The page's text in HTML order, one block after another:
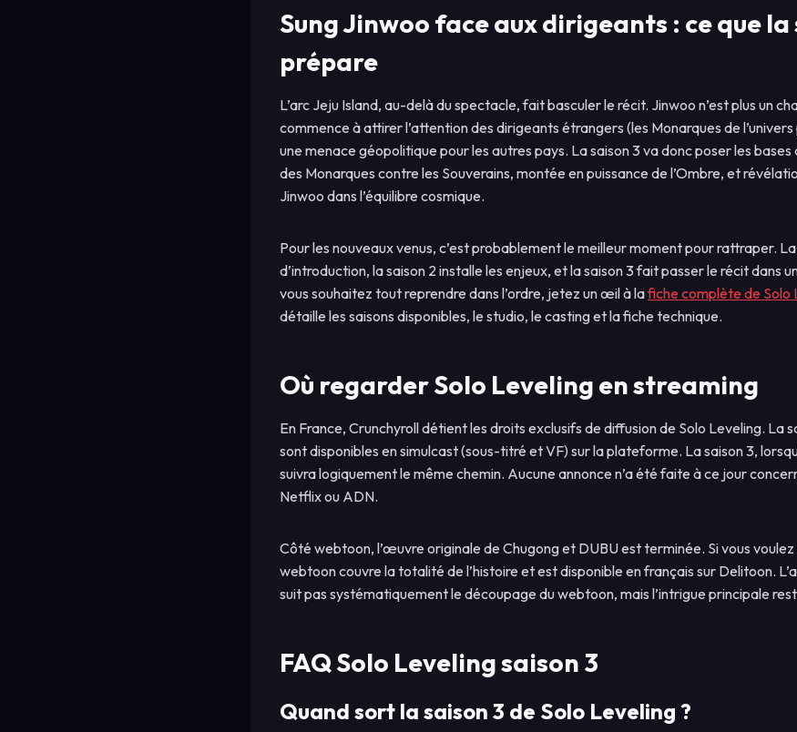
Sung Jinwoo face aux dirigeants : ce que la
prépare
L’arc Jeju Island, au-delà du spectacle, fait basculer le récit. Jinwoo n’est plus un
commence à attirer l’attention des dirigeants étrangers (les Monarques de
une menace géopolitique pour les autres pays. La saison 3 va donc poser les
des Monarques contre les Souverains, montée en puissance de l’Ombre, et
Jinwoo dans l’équilibre cosmique.
Pour les nouveaux venus, c’est probablement le meilleur moment pour rattraper. La
d’introduction, la saison 2 installe les enjeux, et la saison 3 fait passer le récit dans
vous souhaitez tout reprendre dans l’ordre, jetez un œil à lafiche complète de Solo
détaille les saisons disponibles, le studio, le casting et la fiche technique.
Où regarder Solo Leveling en streaming
En France, Crunchyroll détient les droits exclusifs de diffusion de Solo Leveling. La
sont disponibles en simulcast (sous-titré et VF) sur la plateforme. La saison 3,
suivra logiquement le même chemin. Aucune annonce n’a été faite à ce jour
Netflix ou ADN.
Côté webtoon, l’œuvre originale de Chugong et DUBU est terminée. Si vous voulez
webtoon couvre la totalité de l’histoire et est disponible en français sur Delitoon.
suit pas systématiquement le découpage du webtoon, mais l’intrigue principale
FAQ Solo Leveling saison 3
Quand sort la saison 3 de Solo Leveling ?